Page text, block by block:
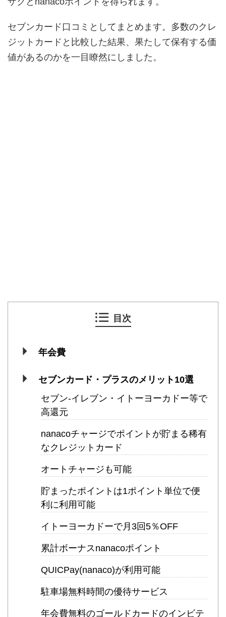
セブンカード口コミとしてまとめます。多数のクレ
ジットカードと比較した結果、果たして保有する価
値があるのかを一目瞭然にしました。
目次
年会費
セブンカード・プラスのメリット10選
セブン-イレブン・イトーヨーカドー等で
高還元
nanacoチャージでポイントが貯まる稀有
なクレジットカード
オートチャージも可能
貯まったポイントは1ポイント単位で便
利に利用可能
イトーヨーカドーで月3回5％OFF
累計ボーナスnanacoポイント
QUICPay(nanaco)が利用可能
駐車場無料時間の優待サービス
年会費無料のゴールドカードのインビテ